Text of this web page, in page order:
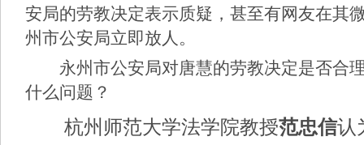
安局的劳教决定表示质疑，甚至有网友在其
州市公安局立即放人。
永州市公安局对唐慧的劳教决定是否合
什么问题？
杭州师范大学法学院教授范忠信认